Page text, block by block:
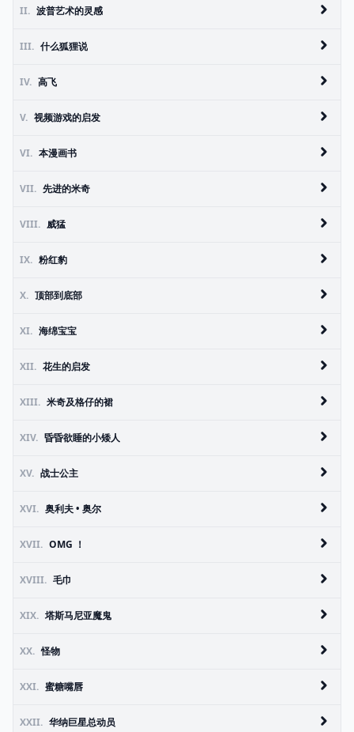
II. 波普艺术的灵感
III. 什么狐狸说
IV. 高飞
V. 视频游戏的启发
VI. 本漫画书
VII. 先进的米奇
VIII. 威猛
IX. 粉红豹
X. 顶部到底部
XI. 海绵宝宝
XII. 花生的启发
XIII. 米奇及格仔的裙
XIV. 昏昏欲睡的小矮人
XV. 战士公主
XVI. 奥利夫 • 奥尔
XVII. OMG ！
XVIII. 毛巾
XIX. 塔斯马尼亚魔鬼
XX. 怪物
XXI. 蜜糖嘴唇
XXII. 华纳巨星总动员